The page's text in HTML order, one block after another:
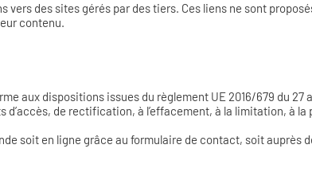
des sites gérés par des tiers. Ces liens ne sont
contenu.
aux dispositions issues du règlement UE 2016/679 du
de rectification, à l’effacement, à la limitation, à
soit en ligne grâce au formulaire de contact, soit auprès